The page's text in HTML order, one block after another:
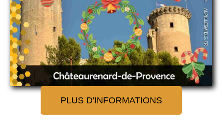
PLUS D'INFORMATIONS